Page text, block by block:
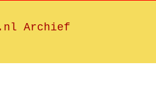
Archief